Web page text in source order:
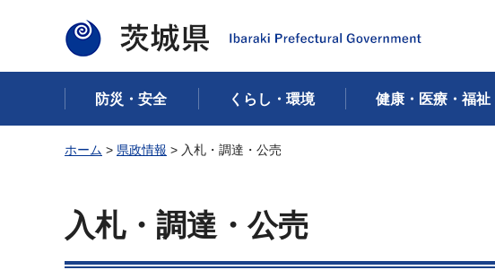
茨城県
防災・安全 くらし・環境 健康・医療・福祉
ホーム > 県政情報 > 入札・調達・公売
入札・調達・公売